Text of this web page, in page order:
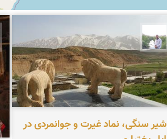
مهرداد زینلیان
شیر سنگی، نماد غیرت و جوانمردی در